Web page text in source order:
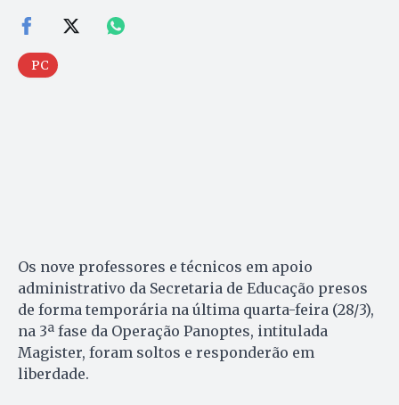
PC
Os nove professores e técnicos em apoio
administrativo da Secretaria de Educação presos
de forma temporária na última quarta-feira (28/3),
na 3ª fase da Operação Panoptes, intitulada
Magister, foram soltos e responderão em
liberdade.